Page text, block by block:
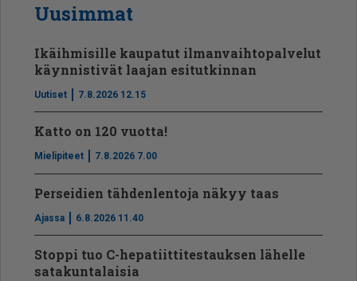
Uusimmat
Ikäihmisille kaupatut ilmanvaihtopalvelut
käynnistivät laajan esitutkinnan
Uutiset 7.8.2026 12.15
Katto on 120 vuotta!
Mielipiteet 7.8.2026 7.00
Perseidien tähdenlentoja näkyy taas
Ajassa 6.8.2026 11.40
Stoppi tuo C-hepatiit­ti­tes­tauksen lähelle
satakuntalaisia